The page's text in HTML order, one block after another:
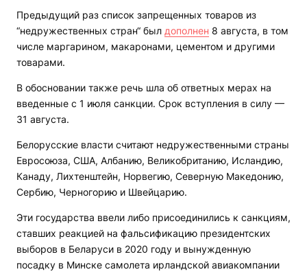
Предыдущий раз список запрещенных товаров из
“недружественных стран“ был дополнен 8 августа, в том
числе маргарином, макаронами, цементом и другими
товарами.
В обосновании также речь шла об ответных мерах на
введенные с 1 июля санкции. Срок вступления в силу —
31 августа.
Белорусские власти считают недружественными страны
Евросоюза, США, Албанию, Великобританию, Исландию,
Канаду, Лихтенштейн, Норвегию, Северную Македонию,
Сербию, Черногорию и Швейцарию.
Эти государства ввели либо присоединились к санкциям,
ставших реакцией на фальсификацию президентских
выборов в Беларуси в 2020 году и вынужденную
посадку в Минске самолета ирландской авиакомпании